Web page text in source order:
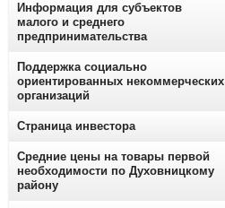
Информация для субъектов
малого и среднего
предпринимательства
Поддержка социально
ориентированных некоммерческих
организаций
Страница инвестора
Средние цены на товары первой
необходимости по Духовницкому
району